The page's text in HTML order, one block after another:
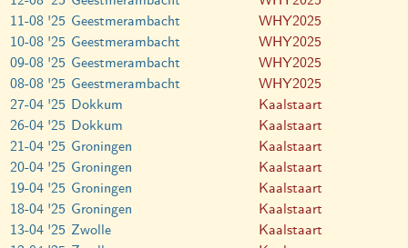
11-08 '25 Geestmerambacht
WHY2025
10-08 '25 Geestmerambacht
WHY2025
09-08 '25 Geestmerambacht
WHY2025
08-08 '25 Geestmerambacht
WHY2025
27-04 '25 Dokkum
Kaalstaart
26-04 '25 Dokkum
Kaalstaart
21-04 '25 Groningen
Kaalstaart
20-04 '25 Groningen
Kaalstaart
19-04 '25 Groningen
Kaalstaart
18-04 '25 Groningen
Kaalstaart
13-04 '25 Zwolle
Kaalstaart